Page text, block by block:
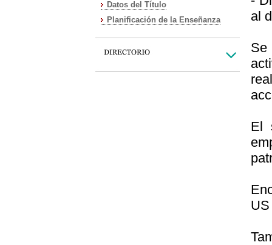
Datos del Título
Planificación de la Enseñanza
al
Se
El